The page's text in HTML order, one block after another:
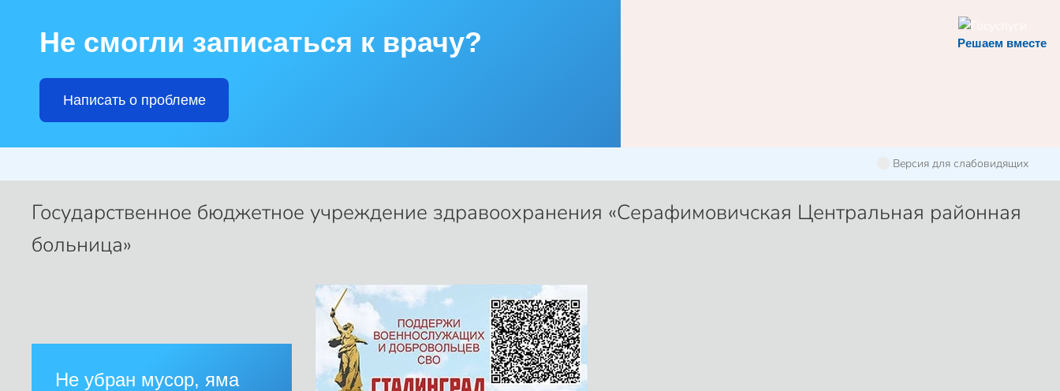
Skip to main content Решаем вместе
Не смогли записаться к врачу?
Написать о проблеме
Версия для слабовидящих
Государственное бюджетное учреждение здравоохранения «Серафимовичская Центральная районная
больница»
Не убран мусор, яма